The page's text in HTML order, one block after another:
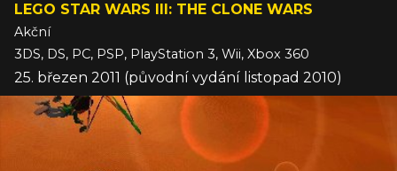
LEGO STAR WARS III: THE CLONE WARS
Akční
3DS, DS, PC, PSP, PlayStation 3, Wii, Xbox 360
25. březen 2011 (původní vydání listopad 2010)